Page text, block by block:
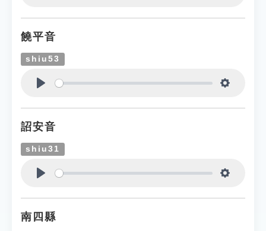
饒平音
shiu53
詔安音
shiu31
南四縣